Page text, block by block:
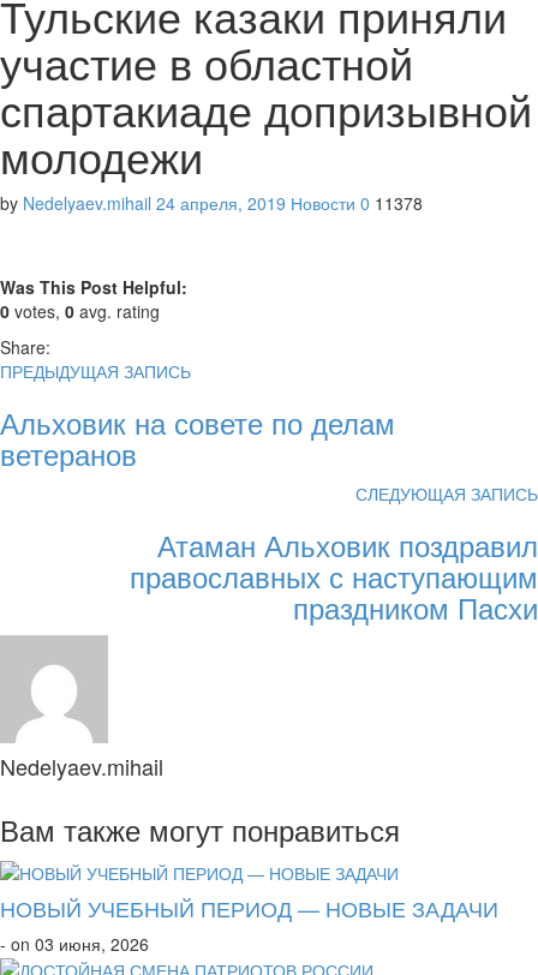
Тульские казаки приняли
участие в областной
спартакиаде допризывной
молодежи
by Nedelyaev.mihail 24 апреля, 2019 Новости 0 11378
Was This Post Helpful:
0 votes, 0 avg. rating
Share:
ПРЕДЫДУЩАЯ ЗАПИСЬ
Альховик на совете по делам
ветеранов
СЛЕДУЮЩАЯ ЗАПИСЬ
Атаман Альховик поздравил
православных с наступающим
праздником Пасхи
Nedelyaev.mihail
Вам также могут понравиться
НОВЫЙ УЧЕБНЫЙ ПЕРИОД — НОВЫЕ ЗАДАЧИ
- on 03 июня, 2026